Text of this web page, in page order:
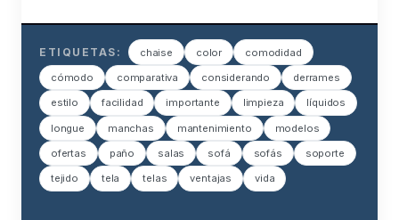
ETIQUETAS: chaise color comodidad
cómodo comparativa considerando derrames
estilo facilidad importante limpieza líquidos
longue manchas mantenimiento modelos
ofertas paño salas sofá sofás soporte
tejido tela telas ventajas vida